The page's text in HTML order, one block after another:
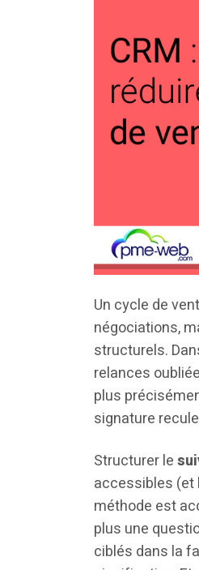
Un cycle de
négociations,
structurels.
relances
plus
signature
Structurer le
accessibles (et
méthode est
plus une
ciblés dans la